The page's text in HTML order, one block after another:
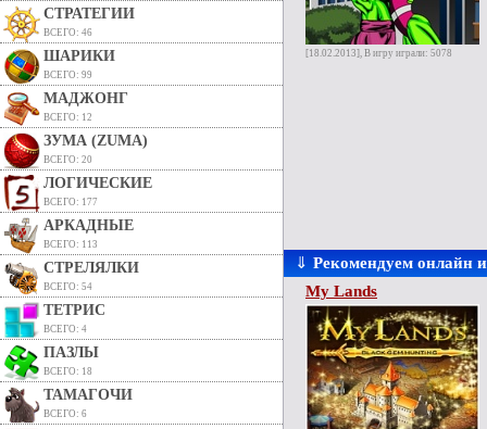
СТРАТЕГИИ
ВСЕГО: 46
ШАРИКИ
ВСЕГО: 99
МАДЖОНГ
ВСЕГО: 12
ЗУМА (ZUMA)
ВСЕГО: 20
ЛОГИЧЕСКИЕ
ВСЕГО: 177
АРКАДНЫЕ
ВСЕГО: 113
СТРЕЛЯЛКИ
ВСЕГО: 54
ТЕТРИС
ВСЕГО: 4
ПАЗЛЫ
ВСЕГО: 18
ТАМАГОЧИ
ВСЕГО: 6
[18.02.2013], В игру играли: 5078
⇓ Рекомендуем онлайн
My Lands